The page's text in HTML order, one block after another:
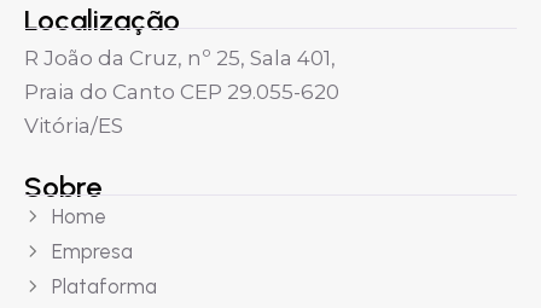
Localização
R João da Cruz, nº 25, Sala 401,
Praia do Canto CEP 29.055-620
Vitória/ES
Sobre
Home
Empresa
Plataforma